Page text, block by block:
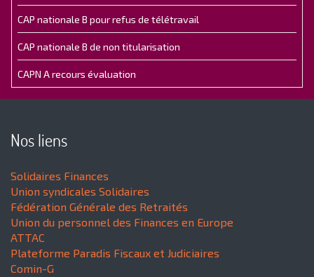
CAP nationale B pour refus de télétravail
CAP nationale B de non titularisation
CAPN A recours évaluation
Nos liens
Solidaires Finances
Union syndicales Solidaires
Fédération Générale des Retraités
Union du personnel des Finances en Europe
ATTAC
Plateforme Paradis Fiscaux et Judiciaires
Comin-G